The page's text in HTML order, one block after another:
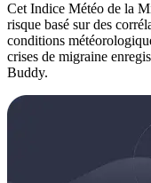
Cet Indice Météo de la
risque basé sur des
conditions
crises de migraine
Buddy.